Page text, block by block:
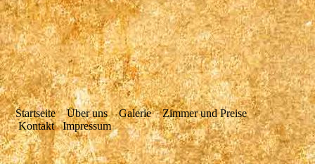
Startseite Über uns Galerie
Zimmer und Preise
Kontakt
Impressum